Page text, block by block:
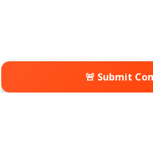
🚨 Submit